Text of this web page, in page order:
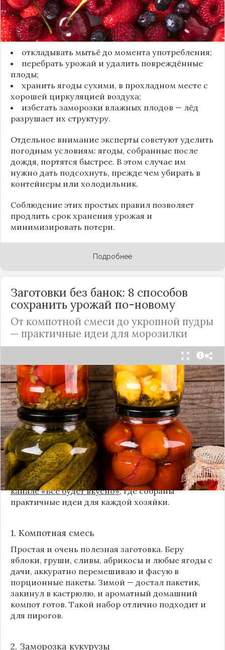
Чтобы ягоды сохранили свежесть, специалисты
рекомендуют:
откладывать мытьё до момента употребления;
перебрать урожай и удалить повреждённые
плоды;
хранить ягоды сухими, в прохладном месте с
хорошей циркуляцией воздуха;
избегать заморозки влажных плодов — лёд
разрушает их структуру.
Отдельное внимание эксперты советуют уделить
погодным условиям: ягоды, собранные после
дождя, портятся быстрее. В этом случае им
нужно дать подсохнуть, прежде чем убирать в
контейнеры или холодильник.
Соблюдение этих простых правил позволяет
продлить срок хранения урожая и
минимизировать потери.
Подробнее
Заготовки без банок: 8 способов
сохранить урожай по-новому
От компотной смеси до укропной пудры
— практичные идеи для морозилки
Каждый год, когда приходит пора богатого
урожая, я стараюсь сохранить максимум летних
витаминов. Закатки в банки — это, безусловно,
классика, которая никуда не уходит из нашей
жизни. Но современный подход к хранению
продуктов показывает, что есть и более простые,
быстрые и удобные способы.
Сегодня я делюсь своими любимыми рецептами
без банок и долгих стерилизаций. Подробнее и с
пошаговыми инструкциями их можно найти на
канале «Все будет вкусно», где собраны
практичные идеи для каждой хозяйки.
1. Компотная смесь
Простая и очень полезная заготовка. Беру
яблоки, груши, сливы, абрикосы и любые ягоды с
дачи, аккуратно перемешиваю и фасую в
порционные пакеты. Зимой — достал пакетик,
закинул в кастрюлю, и ароматный домашний
компот готов. Такой набор отлично подходит и
для пирогов.
2. Заморозка кукурузы